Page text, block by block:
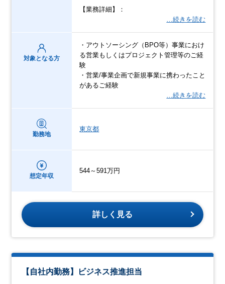
【業務詳細】：
…続きを読む
対象となる方
・アウトソーシング（BPO等）事業におけ
る営業もしくはプロジェクト管理等のご経
験
・営業/事業企画で新規事業に携わったこと
があるご経験
…続きを読む
勤務地
東京都
想定年収
544～591万円
詳しく見る
【自社内勤務】ビジネス推進担当